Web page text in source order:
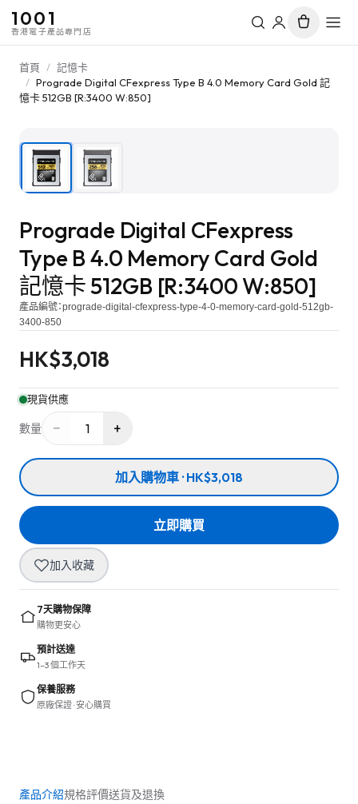
1001
香港電子產品專門店
首頁 / 記憶卡
/ Prograde Digital CFexpress Type B 4.0 Memory Card Gold 記
憶卡 512GB [R:3400 W:850]
Prograde Digital CFexpress
Type B 4.0 Memory Card Gold
記憶卡 512GB [R:3400 W:850]
產品編號：prograde-digital-cfexpress-type-4-0-memory-card-gold-512gb-
3400-850
HK$3,018
現貨供應
數量 − 1 +
加入購物車 · HK$3,018
立即購買
加入收藏
7天購物保障
購物更安心
預計送達
1–3 個工作天
保養服務
原廠保證 · 安心購買
產品介紹規格評價送貨及退換